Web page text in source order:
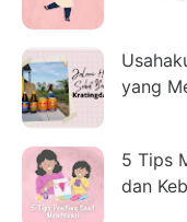
yang
5 Tips
dan